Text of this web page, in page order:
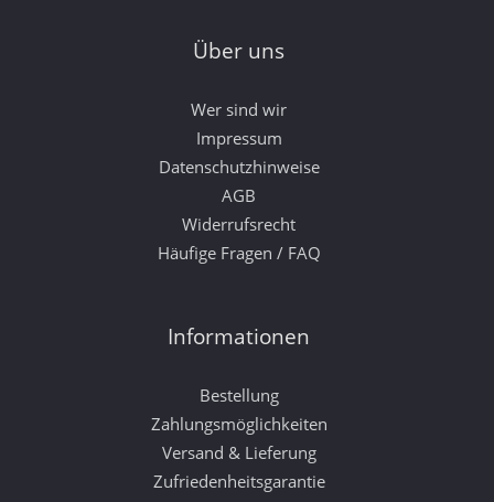
Über uns
Wer sind wir
Impressum
Datenschutzhinweise
AGB
Widerrufsrecht
Häufige Fragen / FAQ
Informationen
Bestellung
Zahlungsmöglichkeiten
Versand & Lieferung
Zufriedenheitsgarantie